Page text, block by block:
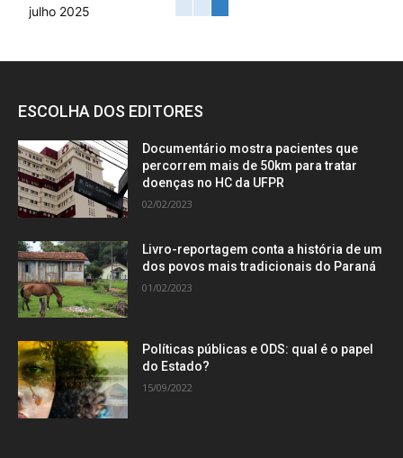
julho 2025
ESCOLHA DOS EDITORES
Documentário mostra pacientes que
percorrem mais de 50km para tratar
doenças no HC da UFPR
02/02/2023
Livro-reportagem conta a história de um
dos povos mais tradicionais do Paraná
01/02/2023
Políticas públicas e ODS: qual é o papel
do Estado?
15/09/2022